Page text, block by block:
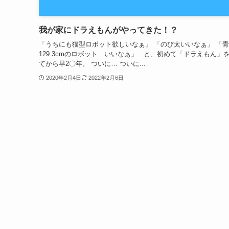
我が家にドラえもんがやってきた！？
「うちにも猫型ロボット欲しいなぁ」 「のび太いいなぁ」 「
129.3cmのロボット…いいなぁ」 と、初めて「ドラえもん」
てから早2〇年。 ついに… ついに...
2020年2月4日 2022年2月6日